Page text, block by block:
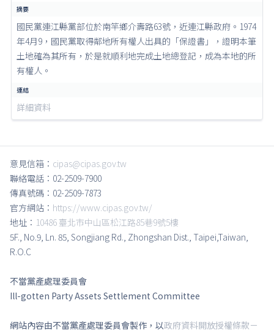
國民黨連江縣黨部位於南竿鄉介壽路63號，近連江縣政府。1974
年4月9，國民黨取得鄰地所有權人出具的「保證書」，證明本筆
土地確為其所有，於是就順利地完成土地總登記，成為本地的所
有權人。
詳細資料
意見信箱： cipas@cipas.gov.tw
聯絡電話：02-2509-7900
傳真號碼：02-2509-7873
官方網站： https://www.cipas.gov.tw/
地址： 10486 臺北市中山區松江路85巷9號5樓
5F., No.9, Ln. 85, Songjiang Rd., Zhongshan Dist., Taipei,Taiwan,
R.O.C
不當黨產處理委員會
Ill-gotten Party Assets Settlement Committee
網站內容由不當黨產處理委員會製作，以政府資料開放授權條款－